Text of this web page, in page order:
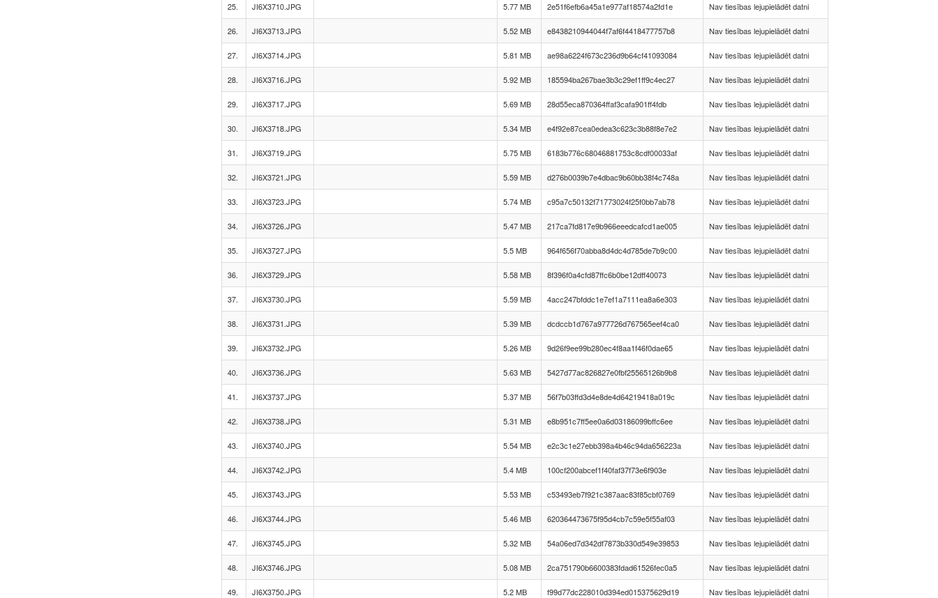
25. JI6X3710.JPG 5.77 MB 2e51f6efb6a45a1e977af18574a2fd1e Nav tiesības lejupielādēt datni
26. JI6X3713.JPG 5.52 MB e8438210944044f7af6f4418477757b8 Nav tiesības lejupielādēt datni
27. JI6X3714.JPG 5.81 MB ae98a6224f673c236d9b64cf41093084 Nav tiesības lejupielādēt datni
28. JI6X3716.JPG 5.92 MB 185594ba267bae3b3c29ef1ff9c4ec27 Nav tiesības lejupielādēt datni
29. JI6X3717.JPG 5.69 MB 28d55eca870364ffaf3cafa901ff4fdb Nav tiesības lejupielādēt datni
30. JI6X3718.JPG 5.34 MB e4f92e87cea0edea3c623c3b88f8e7e2 Nav tiesības lejupielādēt datni
31. JI6X3719.JPG 5.75 MB 6183b776c68046881753c8cdf00033af Nav tiesības lejupielādēt datni
32. JI6X3721.JPG 5.59 MB d276b0039b7e4dbac9b60bb38f4c748a Nav tiesības lejupielādēt datni
33. JI6X3723.JPG 5.74 MB c95a7c50132f71773024f25f0bb7ab78 Nav tiesības lejupielādēt datni
34. JI6X3726.JPG 5.47 MB 217ca7fd817e9b966eeedcafcd1ae005 Nav tiesības lejupielādēt datni
35. JI6X3727.JPG 5.5 MB 964f656f70abba8d4dc4d785de7b9c00 Nav tiesības lejupielādēt datni
36. JI6X3729.JPG 5.58 MB 8f396f0a4cfd87ffc6b0be12dff40073 Nav tiesības lejupielādēt datni
37. JI6X3730.JPG 5.59 MB 4acc247bfddc1e7ef1a7111ea8a6e303 Nav tiesības lejupielādēt datni
38. JI6X3731.JPG 5.39 MB dcdccb1d767a977726d767565eef4ca0 Nav tiesības lejupielādēt datni
39. JI6X3732.JPG 5.26 MB 9d26f9ee99b280ec4f8aa1f46f0dae65 Nav tiesības lejupielādēt datni
40. JI6X3736.JPG 5.63 MB 5427d77ac826827e0fbf25565126b9b8 Nav tiesības lejupielādēt datni
41. JI6X3737.JPG 5.37 MB 56f7b03ffd3d4e8de4d64219418a019c Nav tiesības lejupielādēt datni
42. JI6X3738.JPG 5.31 MB e8b951c7ff5ee0a6d03186099bffc6ee Nav tiesības lejupielādēt datni
43. JI6X3740.JPG 5.54 MB e2c3c1e27ebb398a4b46c94da656223a Nav tiesības lejupielādēt datni
44. JI6X3742.JPG 5.4 MB 100cf200abcef1f40faf37f73e6f903e Nav tiesības lejupielādēt datni
45. JI6X3743.JPG 5.53 MB c53493eb7f921c387aac83f85cbf0769 Nav tiesības lejupielādēt datni
46. JI6X3744.JPG 5.46 MB 620364473675f95d4cb7c59e5f55af03 Nav tiesības lejupielādēt datni
47. JI6X3745.JPG 5.32 MB 54a06ed7d342df7873b330d549e39853 Nav tiesības lejupielādēt datni
48. JI6X3746.JPG 5.08 MB 2ca751790b6600383fdad61526fec0a5 Nav tiesības lejupielādēt datni
49. JI6X3750.JPG 5.2 MB f99d77dc228010d394ed015375629d19 Nav tiesības lejupielādēt datni